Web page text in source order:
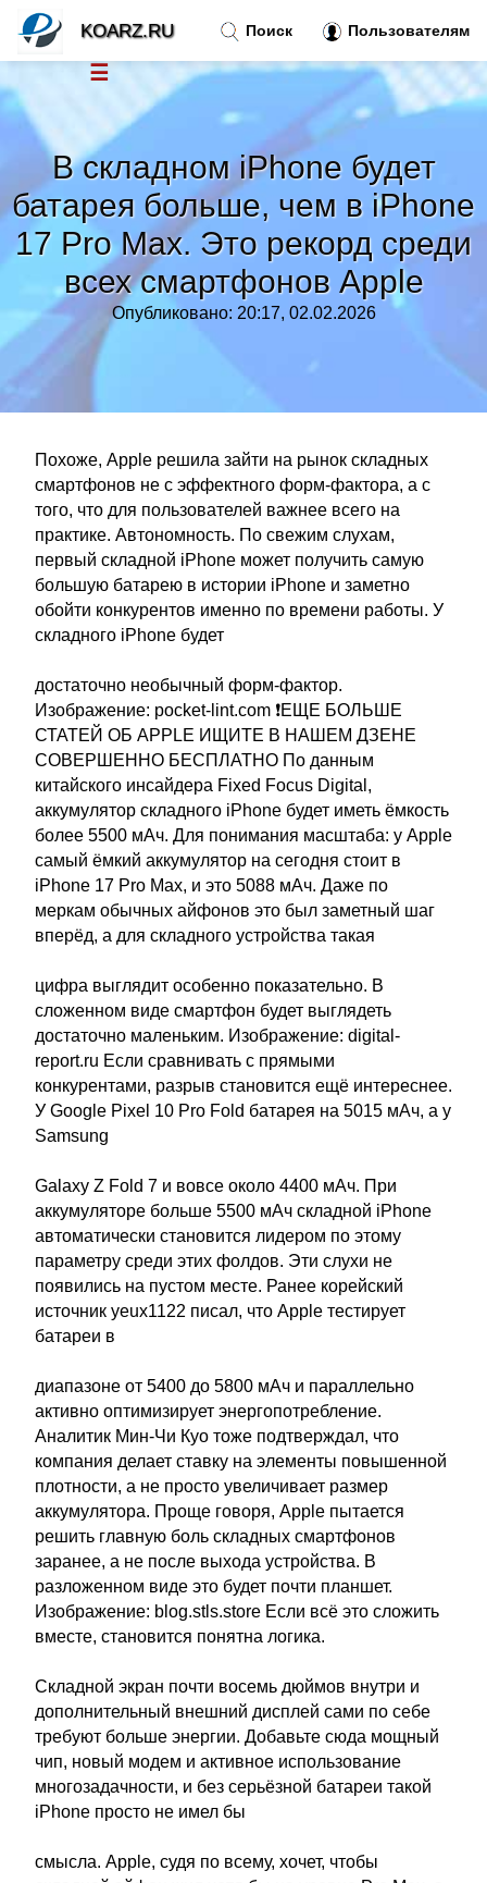
В складном iPhone будет
батарея больше, чем в iPhone
17 Pro Max. Это рекорд среди
всех смартфонов Apple
Опубликовано: 20:17, 02.02.2026
Похоже, Apple решила зайти на рынок складных
смартфонов не с эффектного форм-фактора, а с
того, что для пользователей важнее всего на
практике. Автономность. По свежим слухам,
первый складной iPhone может получить самую
большую батарею в истории iPhone и заметно
обойти конкурентов именно по времени работы. У
складного iPhone будет
достаточно необычный форм-фактор.
Изображение: pocket-lint.com ❗ЕЩЕ БОЛЬШЕ
СТАТЕЙ ОБ APPLE ИЩИТЕ В НАШЕМ ДЗЕНЕ
СОВЕРШЕННО БЕСПЛАТНО По данным
китайского инсайдера Fixed Focus Digital,
аккумулятор складного iPhone будет иметь ёмкость
более 5500 мАч. Для понимания масштаба: у Apple
самый ёмкий аккумулятор на сегодня стоит в
iPhone 17 Pro Max, и это 5088 мАч. Даже по
меркам обычных айфонов это был заметный шаг
вперёд, а для складного устройства такая
цифра выглядит особенно показательно. В
сложенном виде смартфон будет выглядеть
достаточно маленьким. Изображение: digital-
report.ru Если сравнивать с прямыми
конкурентами, разрыв становится ещё интереснее.
У Google Pixel 10 Pro Fold батарея на 5015 мАч, а у
Samsung
Galaxy Z Fold 7 и вовсе около 4400 мАч. При
аккумуляторе больше 5500 мАч складной iPhone
автоматически становится лидером по этому
параметру среди этих фолдов. Эти слухи не
появились на пустом месте. Ранее корейский
источник yeux1122 писал, что Apple тестирует
батареи в
диапазоне от 5400 до 5800 мАч и параллельно
активно оптимизирует энергопотребление.
Аналитик Мин-Чи Куо тоже подтверждал, что
компания делает ставку на элементы повышенной
плотности, а не просто увеличивает размер
аккумулятора. Проще говоря, Apple пытается
решить главную боль складных смартфонов
заранее, а не после выхода устройства. В
разложенном виде это будет почти планшет.
Изображение: blog.stls.store Если всё это сложить
вместе, становится понятна логика.
Складной экран почти восемь дюймов внутри и
дополнительный внешний дисплей сами по себе
требуют больше энергии. Добавьте сюда мощный
чип, новый модем и активное использование
многозадачности, и без серьёзной батареи такой
iPhone просто не имел бы
смысла. Apple, судя по всему, хочет, чтобы
Поиск Пользователям
KOARZ.RU
☰
Тренды новостей»
Рубрики»
Правила »